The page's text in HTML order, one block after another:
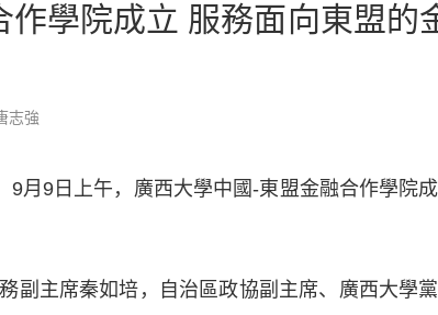
學院成立 服務面向東盟的
志強
9日上午，廣西大學中國-東盟金融合作學院
主席秦如培，自治區政協副主席、廣西大學黨